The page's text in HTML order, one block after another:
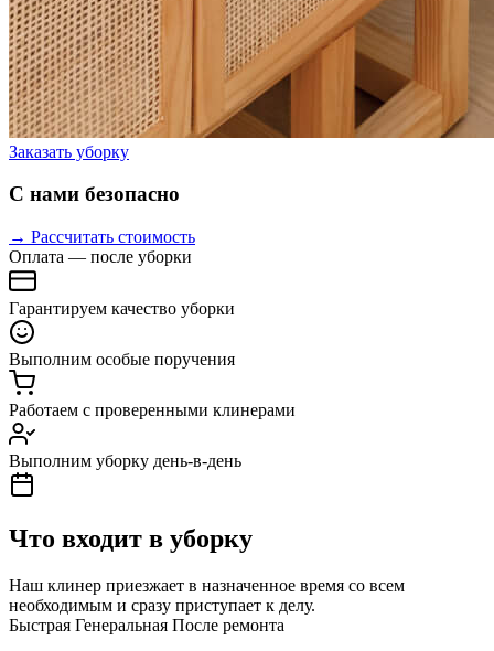
Заказать уборку
С нами безопасно
→ Рассчитать стоимость
Оплата — после уборки
Гарантируем качество уборки
Выполним особые поручения
Работаем с проверенными клинерами
Выполним уборку день-в-день
Что входит в уборку
Наш клинер приезжает в назначенное время со всем
необходимым и сразу приступает к делу.
Быстрая Генеральная После ремонта